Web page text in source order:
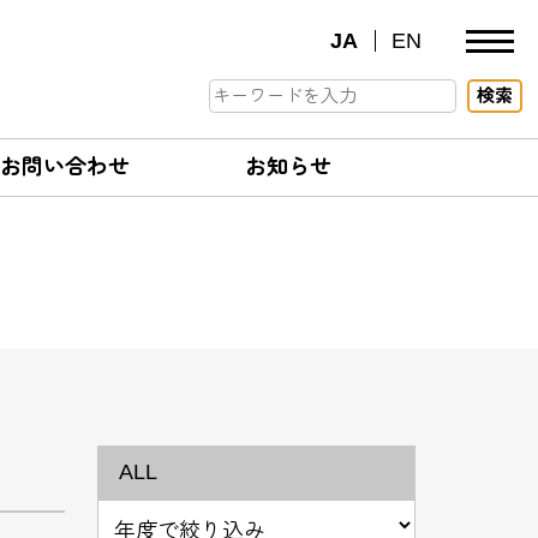
JA EN
検索
お問い合わせ お知らせ
ALL